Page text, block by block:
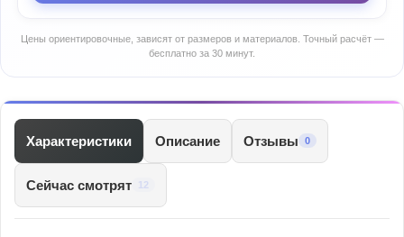
Цены ориентировочные, зависят от размеров и материалов. Точный расчёт —
бесплатно за 30 минут.
Характеристики Описание Отзывы 0
Сейчас смотрят 12